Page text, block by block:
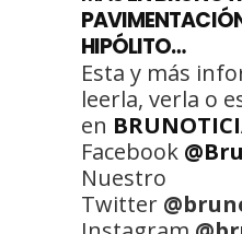
HIPÓLITO…
Esta y más
leerla, verla o
en
Facebook
Nuestro
Twitter